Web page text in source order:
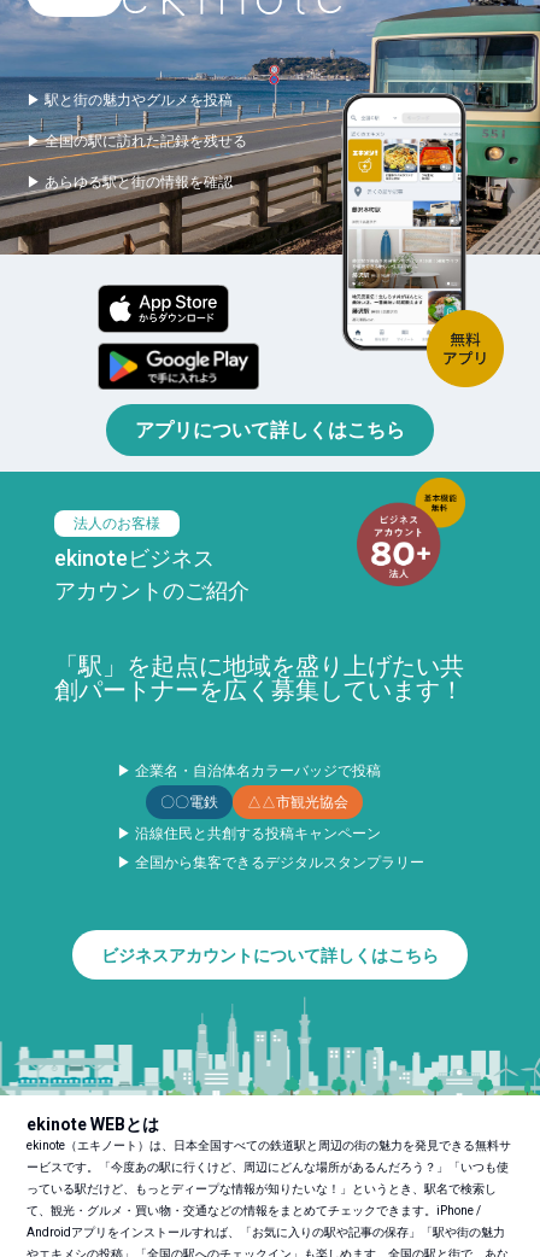
▶ 駅と街の魅力やグルメを投稿
▶ 全国の駅に訪れた記録を残せる
▶ あらゆる駅と街の情報を確認
アプリについて詳しくはこちら
法人のお客様
ekinoteビジネス
アカウントのご紹介
「駅」を起点に地域を盛り上げたい共
創パートナーを広く募集しています！
▶ 企業名・自治体名カラーバッジで投稿
〇〇電鉄
△△市観光協会
▶ 沿線住民と共創する投稿キャンペーン
▶ 全国から集客できるデジタルスタンプラリー
ビジネスアカウントについて詳しくはこちら
ekinote WEBとは
ekinote（エキノート）は、日本全国すべての鉄道駅と周辺の街の魅力を発見できる無料サ
ービスです。「今度あの駅に行くけど、周辺にどんな場所があるんだろう？」「いつも使
っている駅だけど、もっとディープな情報が知りたいな！」というとき、駅名で検索し
て、観光・グルメ・買い物・交通などの情報をまとめてチェックできます。iPhone /
Androidアプリをインストールすれば、「お気に入りの駅や記事の保存」「駅や街の魅力
やエキメシの投稿」「全国の駅へのチェックイン」も楽しめます。全国の駅と街で、あな